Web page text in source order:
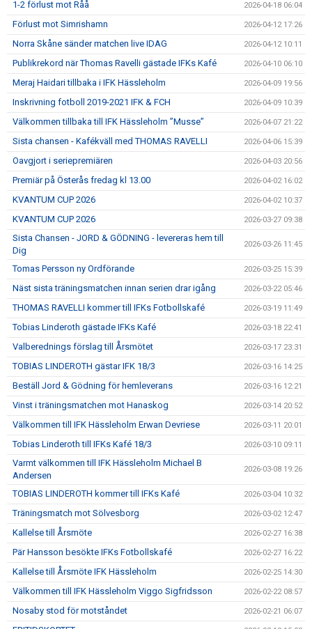
1-2 förlust mot Råå 2026-04-18 06:04
Förlust mot Simrishamn 2026-04-12 17:26
Norra Skåne sänder matchen live IDAG 2026-04-12 10:11
Publikrekord när Thomas Ravelli gästade IFKs Kafé 2026-04-10 06:10
Meraj Haidari tillbaka i IFK Hässleholm 2026-04-09 19:56
Inskrivning fotboll 2019-2021 IFK & FCH 2026-04-09 10:39
Välkommen tillbaka till IFK Hässleholm ”Musse” 2026-04-07 21:22
Sista chansen - Kafékväll med THOMAS RAVELLI 2026-04-06 15:39
Oavgjort i seriepremiären 2026-04-03 20:56
Premiär på Österås fredag kl 13.00 2026-04-02 16:02
KVANTUM CUP 2026 2026-04-02 10:37
KVANTUM CUP 2026 2026-03-27 09:38
Sista Chansen - JORD & GÖDNING - levereras hem till
Dig
2026-03-26 11:45
Tomas Persson ny Ordförande 2026-03-25 15:39
Näst sista träningsmatchen innan serien drar igång 2026-03-22 05:46
THOMAS RAVELLI kommer till IFKs Fotbollskafé 2026-03-19 11:49
Tobias Linderoth gästade IFKs Kafé 2026-03-18 22:41
Valberednings förslag till Årsmötet 2026-03-17 23:31
TOBIAS LINDEROTH gästar IFK 18/3 2026-03-16 14:25
Beställ Jord & Gödning för hemleverans 2026-03-16 12:21
Vinst i träningsmatchen mot Hanaskog 2026-03-14 20:52
Välkommen till IFK Hässleholm Erwan Devriese 2026-03-11 20:01
Tobias Linderoth till IFKs Kafé 18/3 2026-03-10 09:11
Varmt välkommen till IFK Hässleholm Michael B
Andersen
2026-03-08 19:26
TOBIAS LINDEROTH kommer till IFKs Kafé 2026-03-04 10:32
Träningsmatch mot Sölvesborg 2026-03-02 12:47
Kallelse till Årsmöte 2026-02-27 16:38
Pär Hansson besökte IFKs Fotbollskafé 2026-02-27 16:22
Kallelse till Årsmöte IFK Hässleholm 2026-02-25 14:30
Välkommen till IFK Hässleholm Viggo Sigfridsson 2026-02-22 08:57
Nosaby stod för motståndet 2026-02-21 06:07